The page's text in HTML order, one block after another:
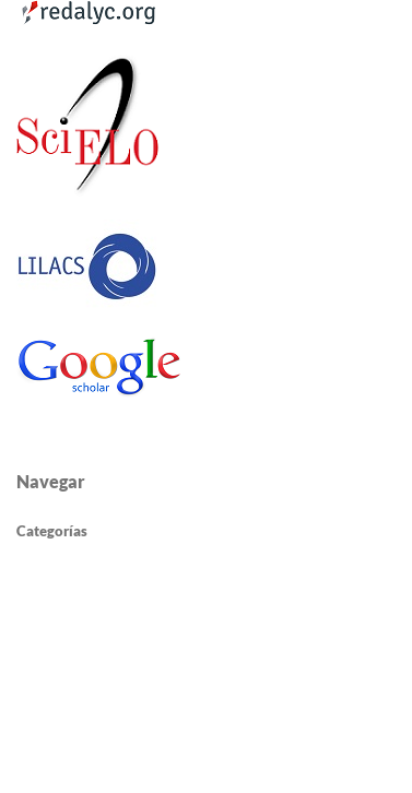
Navegar
Categorías